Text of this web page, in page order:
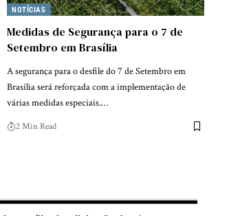
NOTÍCIAS
Medidas de Segurança para o 7 de
Setembro em Brasília
A segurança para o desfile do 7 de Setembro em
Brasília será reforçada com a implementação de
várias medidas especiais.…
2 Min Read